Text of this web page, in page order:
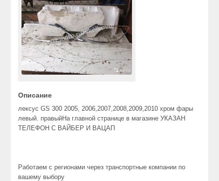
Описание
лексус GS 300 2005, 2006,2007,2008,2009,2010 хром фары
левый. правыйНа главной странице в магазине УКАЗАН
ТЕЛЕФОН С ВАЙБЕР И ВАЦАП
Работаем с регионами через транспортные компании по
вашему выбору